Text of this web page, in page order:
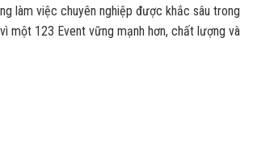
làm việc chuyên nghiệp được khắc sâu trong
một 123 Event vững mạnh hơn, chất lượng và